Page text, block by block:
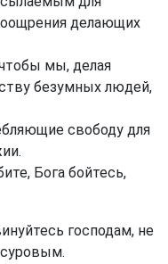
делающих
мы, делая
безумных людей,
свободу для
Бога бойтесь,
господам, не